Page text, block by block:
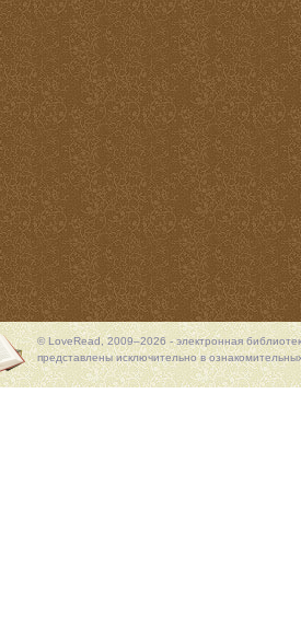
© LoveRead, 2009–2026 - электронная
представлены исключительно в